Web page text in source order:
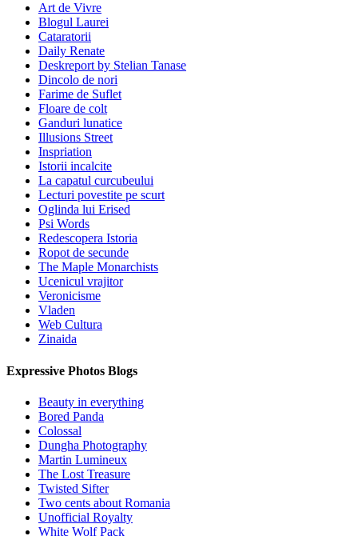
Art de Vivre
Blogul Laurei
Cataratorii
Daily Renate
Deskreport by Stelian Tanase
Dincolo de nori
Farime de Suflet
Floare de colt
Ganduri lunatice
Illusions Street
Inspriation
Istorii incalcite
La capatul curcubeului
Lecturi povestite pe scurt
Oglinda lui Erised
Psi Words
Redescopera Istoria
Ropot de secunde
The Maple Monarchists
Ucenicul vrajitor
Veronicisme
Vladen
Web Cultura
Zinaida
Expressive Photos Blogs
Beauty in everything
Bored Panda
Colossal
Dungha Photography
Martin Lumineux
The Lost Treasure
Twisted Sifter
Two cents about Romania
Unofficial Royalty
White Wolf Pack